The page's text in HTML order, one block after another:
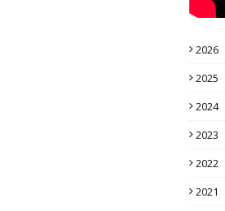
2026
2025
2024
2023
2022
2021